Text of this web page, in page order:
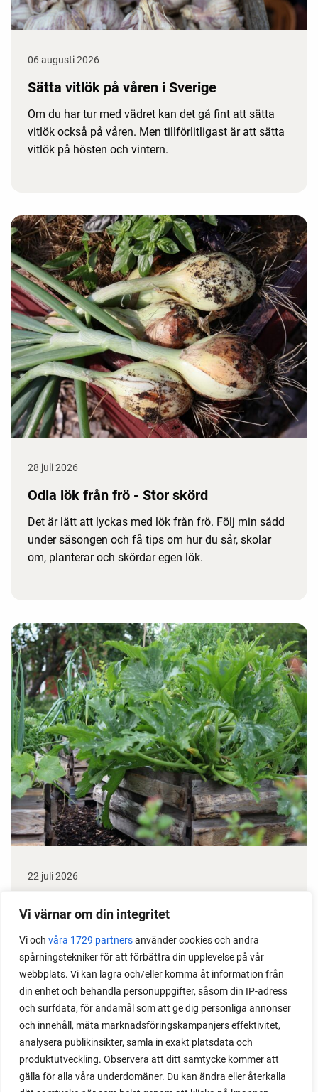
Vi värnar om din integritet
Vi och våra 1729 partnersanvänder cookies och andra
spårningstekniker för att förbättra din upplevelse på vår
webbplats. Vi kan lagra och/eller komma åt information från
din enhet och behandla personuppgifter, såsom din IP-adress
och surfdata, för ändamål som att ge dig personliga annonser
och innehåll, mäta marknadsföringskampanjers effektivitet,
analysera publikinsikter, samla in exakt platsdata och
produktutveckling. Observera att ditt samtycke kommer att
gälla för alla våra underdomäner. Du kan ändra eller återkalla
06 augusti 2026
Sätta vitlök på våren i Sverige
Om du har tur med vädret kan det gå fint att sätta
vitlök också på våren. Men tillförlitligast är att sätta
vitlök på hösten och vintern.
28 juli 2026
Odla lök från frö - Stor skörd
Det är lätt att lyckas med lök från frö. Följ min sådd
under säsongen och få tips om hur du sår, skolar
om, planterar och skördar egen lök.
22 juli 2026
växter i en pallkrage tillsammans med andra växter.
Perfekt om du vill odla mycket i på liten yta.